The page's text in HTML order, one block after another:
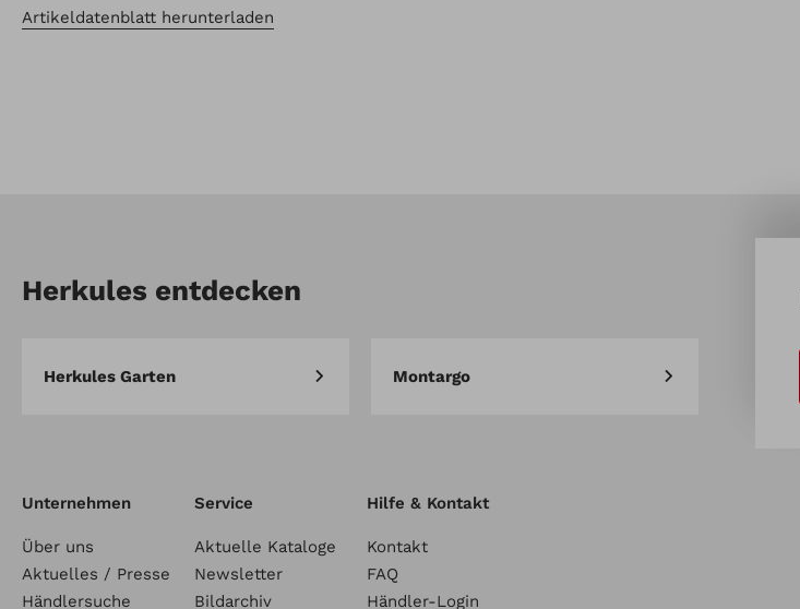
Artikeldatenblatt herunterladen
Herkules entdecken
Herkules Garten Montargo
Unternehmen
Über uns
Aktuelles / Presse
Händlersuche
Service
Aktuelle Kataloge
Newsletter
Bildarchiv
Hilfe & Kontakt
Kontakt
FAQ
Händler-Login